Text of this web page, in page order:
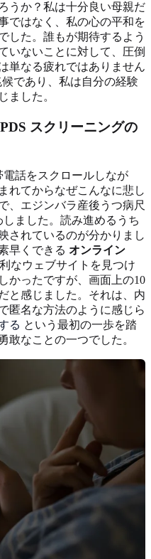
うか？私は十分良い母親だ
ではなく、私の心の平和を
した。誰もが期待するよう
いないことに対して、圧倒
単なる疲れではありません
であり、私は自分の経験
ました。
スクリーニングの
話をスクロールしなが
れてからなぜこんなに悲し
、エジンバラ産後うつ病尺
ました。読み進めるうち
されているのが分かりまし
早くできる オンライン
なウェブサイトを見つけ
かったですが、画面上の10
と感じました。それは、内
匿名な方法のように感じら
る という最初の一歩を踏
敢なことの一つでした。